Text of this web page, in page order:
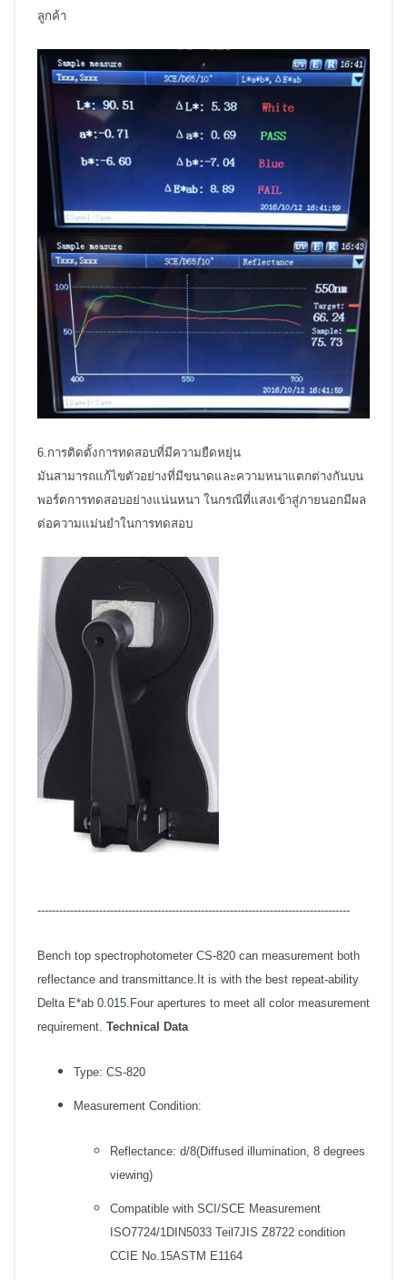
ลูกค้า
6.การติดตั้งการทดสอบที่มีความยืดหยุ่น
มันสามารถแก้ไขตัวอย่างที่มีขนาดและความหนาแตกต่างกันบน
พอร์ตการทดสอบอย่างแน่นหนา ในกรณีที่แสงเข้าสู่ภายนอกมีผล
ต่อความแม่นยำในการทดสอบ
--------------------------------------------------------------------------------------
Bench top spectrophotometer CS-820 can measurement both
reflectance and transmittance.It is with the best repeat-ability
Delta E*ab 0.015.Four apertures to meet all color measurement
requirement. Technical Data
Type: CS-820
Measurement Condition:
Reflectance: d/8(Diffused illumination, 8 degrees
viewing)
Compatible with SCI/SCE Measurement
ISO7724/1DIN5033 Teil7JIS Z8722 condition
CCIE No.15ASTM E1164